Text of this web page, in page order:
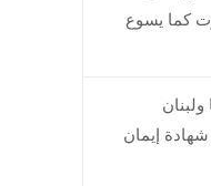
كما يسوع
شهادة إيمان